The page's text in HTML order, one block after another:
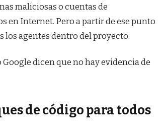
maliciosas o cuentas de
en Internet. Pero a partir de ese punto
los agentes dentro del proyecto.
dicen que no hay evidencia de
de código para todos